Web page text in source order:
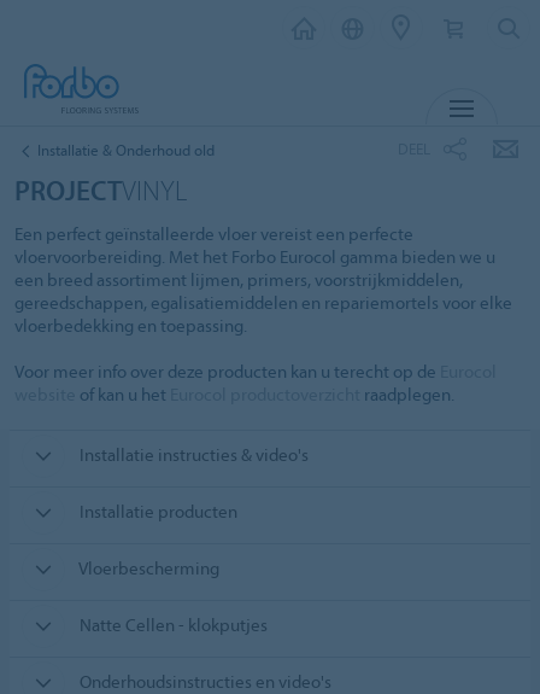
Installatie & Onderhoud old
PROJECTVINYL
Een perfect geïnstalleerde vloer vereist een perfecte
vloervoorbereiding. Met het Forbo Eurocol gamma bieden we u
een breed assortiment lijmen, primers, voorstrijkmiddelen,
gereedschappen, egalisatiemiddelen en repariemortels voor elke
vloerbedekking en toepassing.
Voor meer info over deze producten kan u terecht op de
of kan u het raadplegen.
Installatie instructies & video's
Installatie producten
Vloerbescherming
Natte Cellen - klokputjes
Onderhoudsinstructies en video's